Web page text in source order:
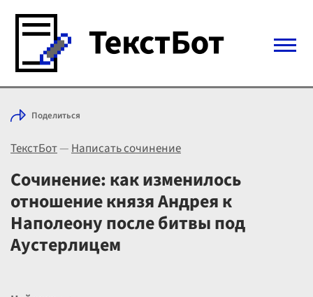
Войти с Telegram
Выбрать режим
Цены
Поделиться
ТекстБот—Написать сочинение
Сочинение: как изменилось
отношение князя Андрея к
Наполеону после битвы под
Аустерлицем